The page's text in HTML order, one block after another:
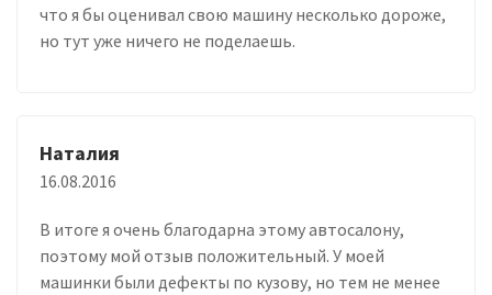
что я бы оценивал свою машину несколько дороже,
но тут уже ничего не поделаешь.
Наталия
16.08.2016
В итоге я очень благодарна этому автосалону,
поэтому мой отзыв положительный. У моей
машинки были дефекты по кузову, но тем не менее